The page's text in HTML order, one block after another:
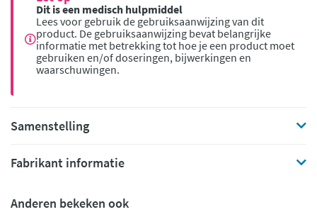
Dit is een medisch hulpmiddel
Lees voor gebruik de gebruiksaanwijzing van dit
product. De gebruiksaanwijzing bevat belangrijke
informatie met betrekking tot hoe je een product moet
gebruiken en/of doseringen, bijwerkingen en
waarschuwingen.
Samenstelling
Fabrikant informatie
Anderen bekeken ook